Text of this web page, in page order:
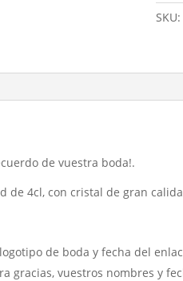
SKU:
de vuestra boda!.
de 4cl, con cristal de gran
de boda y fecha del
gracias, vuestros nombres y